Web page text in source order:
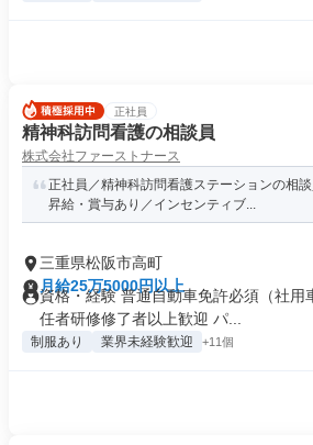
正社員
精神科訪問看護の相談員
株式会社ファーストナース
正社員／精神科訪問看護ステーションの相
昇給・賞与あり／インセンティブ...
三重県松阪市高町
月給25万5000円以上
資格・経験 普通自動車免許必須（社用
任者研修修了者以上歓迎 パ...
制服あり 業界未経験歓迎 +11個